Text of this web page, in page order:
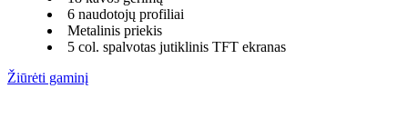
6 naudotojų profiliai
Metalinis priekis
5 col. spalvotas jutiklinis TFT ekranas
Žiūrėti gaminį